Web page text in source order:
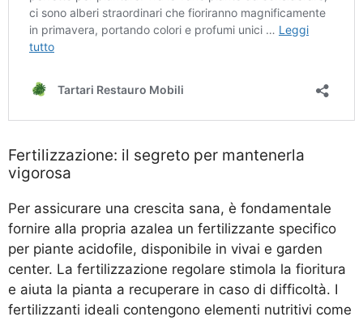
Fertilizzazione: il segreto per mantenerla
vigorosa
Per assicurare una crescita sana, è fondamentale
fornire alla propria azalea un fertilizzante specifico
per piante acidofile, disponibile in vivai e garden
center. La fertilizzazione regolare stimola la fioritura
e aiuta la pianta a recuperare in caso di difficoltà. I
fertilizzanti ideali contengono elementi nutritivi come